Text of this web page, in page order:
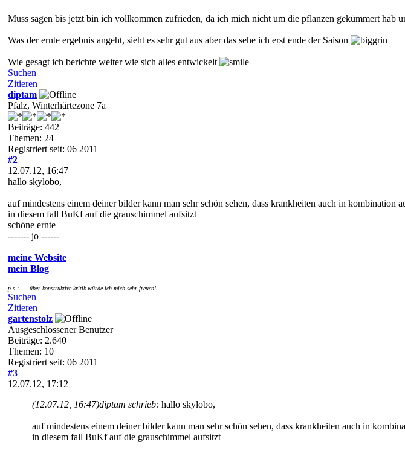
Muss sagen bis jetzt bin ich vollkommen zufrieden, da ich mich nicht um die pflanzen gekümmert hab
Was der ernte ergebnis angeht, sieht es sehr gut aus aber das sehe ich erst ende der Saison
Wie gesagt ich berichte weiter wie sich alles entwickelt
Suchen
Zitieren
diptam
Pfalz, Winterhärtezone 7a
Beiträge: 442
Themen: 24
Registriert seit: 06 2011
#2
12.07.12, 16:47
hallo skylobo,
auf mindestens einem deiner bilder kann man sehr schön sehen, dass krankheiten auch in kombination
in diesem fall BuKf auf die grauschimmel aufsitzt
schöne ernte
------- jo ------
meine Website
mein Blog
p.s.: .... über konstruktive kritik würde ich mich sehr freuen!
Suchen
Zitieren
gartenstolz
Ausgeschlossener Benutzer
Beiträge: 2.640
Themen: 10
Registriert seit: 06 2011
#3
12.07.12, 17:12
(12.07.12, 16:47)diptam schrieb: hallo skylobo,
auf mindestens einem deiner bilder kann man sehr schön sehen, dass krankheiten auch in
in diesem fall BuKf auf die grauschimmel aufsitzt